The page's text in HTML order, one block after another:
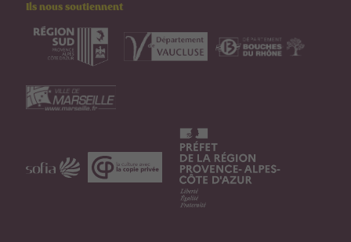
Ils nous soutiennent